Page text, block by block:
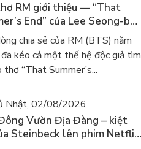
RM giới thiệu — “That
End” của Lee Seong-bok
bản tiếng Anh sau 4 năm
chia sẻ của RM (BTS) năm
kéo cả một thế hệ độc giả tìm
“That Summer’s...
Nhật, 02/08/2026
Vườn Địa Đàng – kiệt
Steinbeck lên phim Netflix